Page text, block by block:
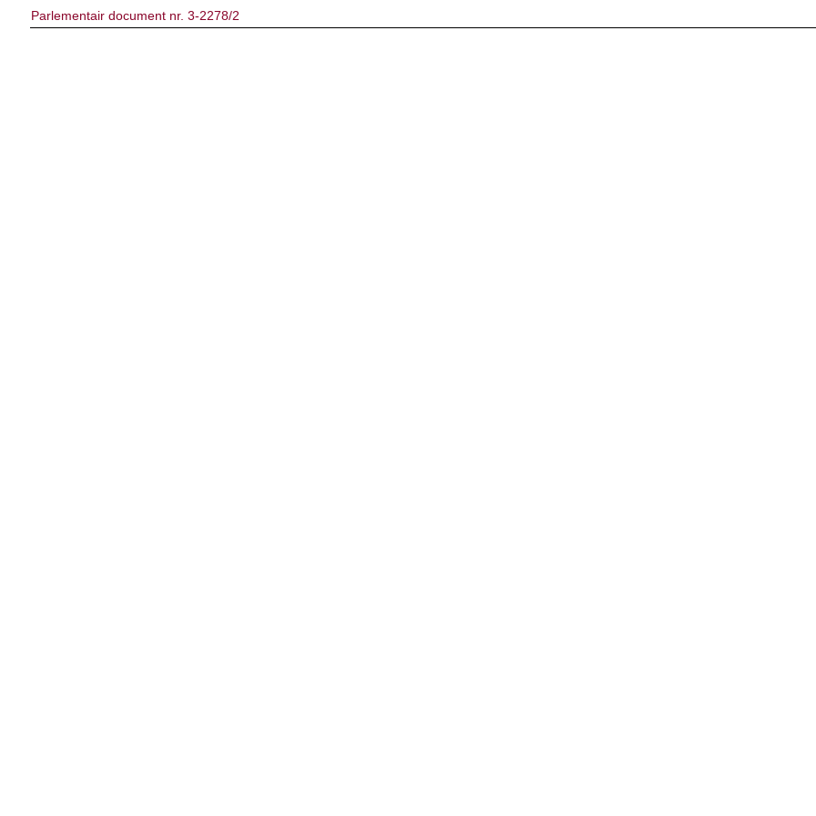
Parlementair document nr. 3-2278/2